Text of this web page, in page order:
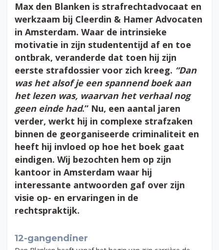
Max den Blanken is strafrechtadvocaat en
werkzaam bij Cleerdin & Hamer Advocaten
in Amsterdam. Waar de intrinsieke
motivatie in zijn studententijd af en toe
ontbrak, veranderde dat toen hij zijn
eerste strafdossier voor zich kreeg. “Dan
was het alsof je een spannend boek aan
het lezen was, waarvan het verhaal nog
geen einde had.” Nu, een aantal jaren
verder, werkt hij in complexe strafzaken
binnen de georganiseerde criminaliteit en
heeft hij invloed op hoe het boek gaat
eindigen. Wij bezochten hem op zijn
kantoor in Amsterdam waar hij
interessante antwoorden gaf over zijn
visie op- en ervaringen in de
rechtspraktijk.
12-gangendiner